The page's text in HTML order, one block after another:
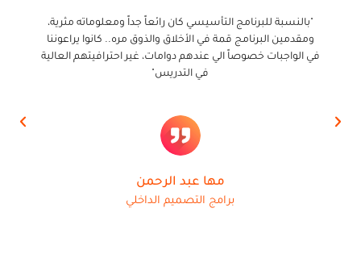
"بالنسبة للبرنامج التأسيسي كان رائعاً جداً ومعلوماته مثرية،
ومقدمين البرنامج قمة في الأخلاق والذوق مره.. كانوا يراعوننا
في الواجبات خصوصاً الي عندهم دوامات، غير احترافيتهم العالية
في التدريس"
مها عبد الرحمن
برامج التصميم الداخلي